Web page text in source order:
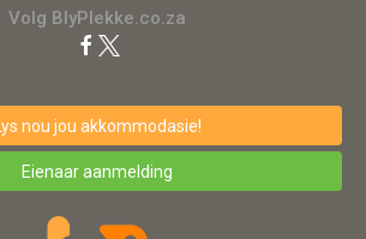
Volg BlyPlekke.co.za
Lys nou jou akkommodasie!
Eienaar aanmelding